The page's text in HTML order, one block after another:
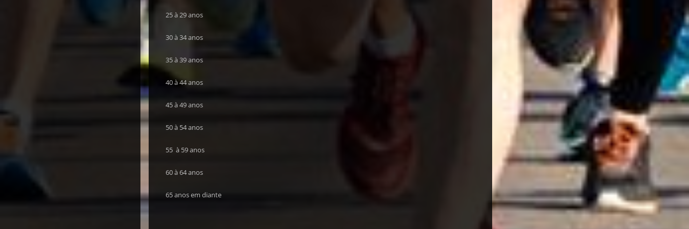
25 à 29 anos
30 à 34 anos
35 à 39 anos
40 à 44 anos
45 à 49 anos
50 à 54 anos
55 à 59 anos
60 à 64 anos
65 anos em diante